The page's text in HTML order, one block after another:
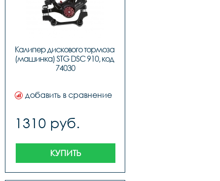
Калипер дискового тормоза
(машинка) STG DSC 910, код
74030
добавить в сравнение
1310 руб.
КУПИТЬ